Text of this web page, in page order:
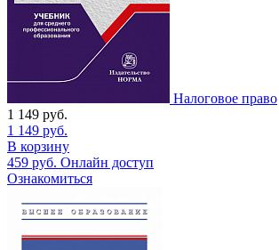
Налоговое право
1 149 руб.
1 149 руб.
В корзину
459 руб. Онлайн доступ
Ознакомиться